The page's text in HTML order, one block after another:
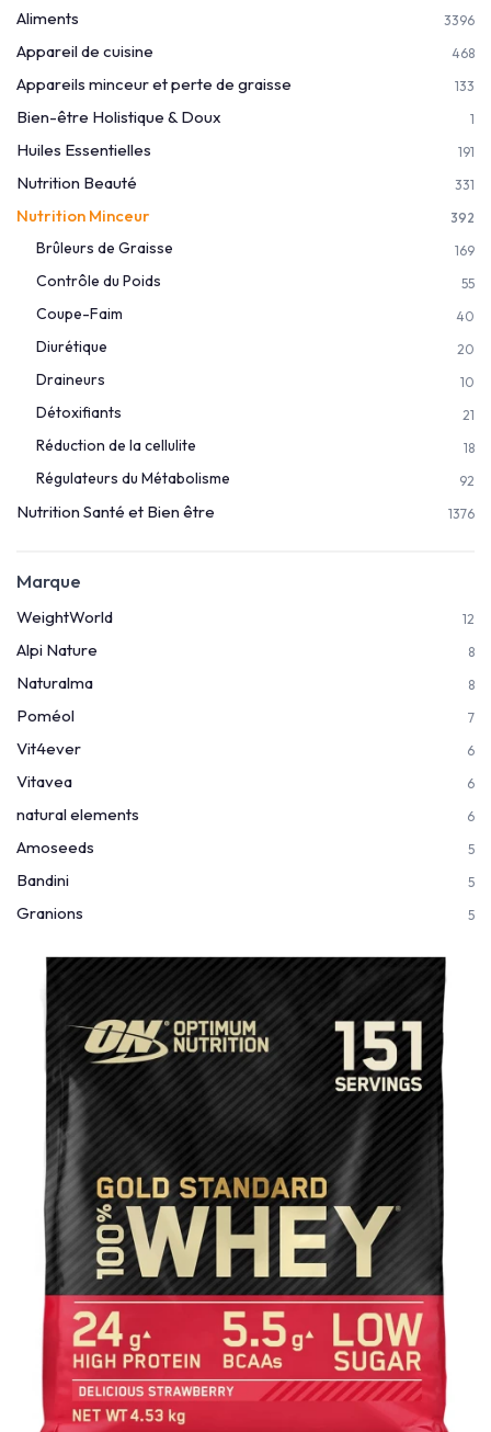
Aliments 3396
Appareil de cuisine 468
Appareils minceur et perte de graisse 133
Bien-être Holistique & Doux 1
Huiles Essentielles 191
Nutrition Beauté 331
Nutrition Minceur 392
Brûleurs de Graisse 169
Contrôle du Poids 55
Coupe-Faim 40
Diurétique 20
Draineurs 10
Détoxifiants 21
Réduction de la cellulite 18
Régulateurs du Métabolisme 92
Nutrition Santé et Bien être 1376
Marque
WeightWorld 12
Alpi Nature 8
Naturalma 8
Poméol 7
Vit4ever 6
Vitavea 6
natural elements 6
Amoseeds 5
Bandini 5
Granions 5